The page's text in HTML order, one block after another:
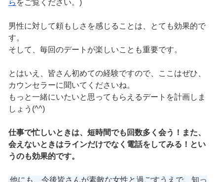
ら をご覧ください。)
男性に対して頼もしさを感じることは、とても効果的で
す。
そして、毎回のデートが楽しいことも重要です。
とはいえ、皆さん初めての経験ですので、ここはぜひ、
カウンセラーに聞いてくださいね。
もっと一緒にいたいと思ってもらえるデートを計画しま
しょう(^^)
仕事で忙しいときは、短時間でも回数多く会う！また、
会えないときはラインだけでなく電話をしてみる！とい
うのも効果的です。
他にも、今後皆さんが素敵な女性と過ごすうえで、知っ